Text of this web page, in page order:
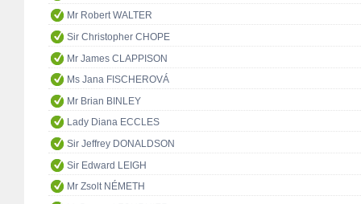
Mr Robert WALTER
Sir Christopher CHOPE
Mr James CLAPPISON
Ms Jana FISCHEROVÁ
Mr Brian BINLEY
Lady Diana ECCLES
Sir Jeffrey DONALDSON
Sir Edward LEIGH
Mr Zsolt NÉMETH